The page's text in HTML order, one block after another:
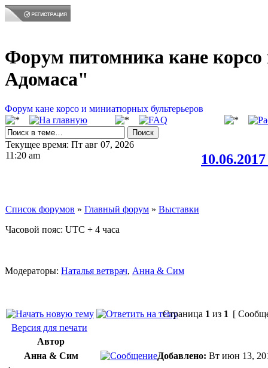
Форум питомника кане
Адомаса"
Форум кане корсо и миниатюрных бультерьеров
Текущее время: Пт авг 07, 2026
11:20 am
Список форумов » Главный форум » Выставки
Часовой пояс: UTC + 4 часа
Модераторы: Наталья ветврач, Анна & Сим
Страница 1 из 1 [
Версия для печати
Автор
Анна & Сим
Добавлено: Вт июн 13,